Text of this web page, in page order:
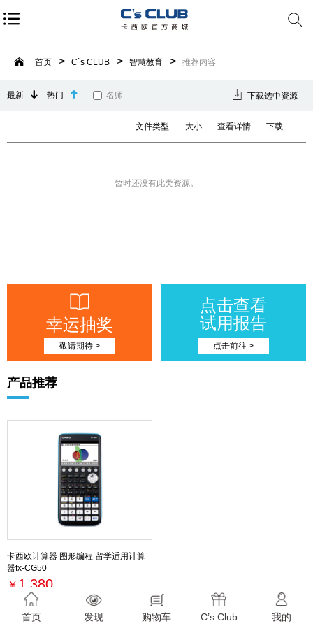
首页 C`s CLUB 智慧教育 推荐内容
最新 热门 名师 下载选中资源
文件类型 大小 查看详情 下载
暂时还没有此类资源。
幸运抽奖
敬请期待 >
点击查看
试用报告
点击前往 >
产品推荐
卡西欧计算器 图形编程 留学适用计算
器fx-CG50
￥ 1,380
最新活动
首页 发现 购物车 C’s Club 我的